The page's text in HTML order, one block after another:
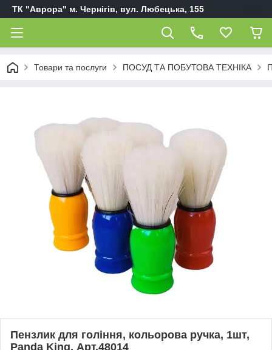
ТК "Аврора" м. Чернігів, вул. Любецька, 155
Товари та послуги ПОСУД ТА ПОБУТОВА ТЕХНІКА
Пензлик для гоління, кольорова ручка, 1шт,
Panda King, Арт.48014